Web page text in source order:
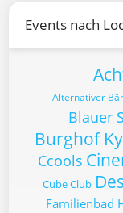
Events nach
Alternativer
Blauer
Burghof
Ccools
Cube Club
Familienbad